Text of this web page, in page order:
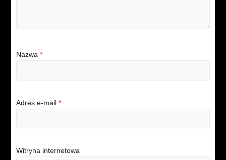
Nazwa *
Adres e-mail *
Witryna internetowa